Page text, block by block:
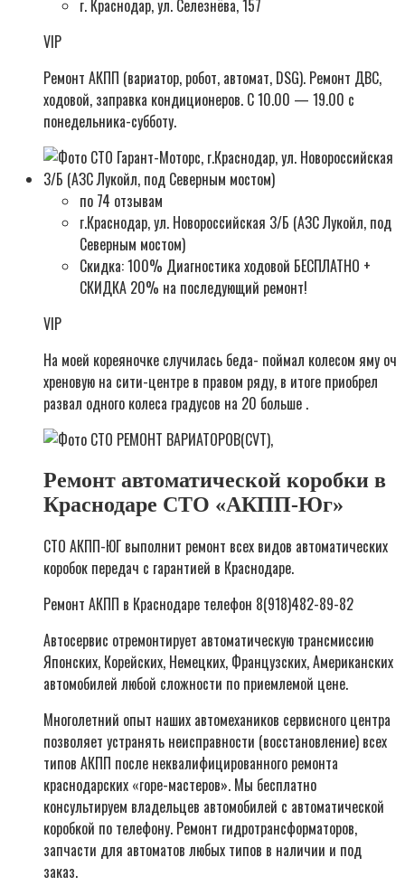
г. Краснодар, ул. Селезнёва, 157
VIP
Ремонт АКПП (вариатор, робот, автомат, DSG). Ремонт ДВС,
ходовой, заправка кондиционеров. С 10.00 — 19.00 с
понедельника-субботу.
по 74 отзывам
г.Краснодар, ул. Новороссийская 3/Б (АЗС Лукойл, под
Северным мостом)
Скидка: 100% Диагностика ходовой БЕСПЛАТНО +
СКИДКА 20% на последующий ремонт!
VIP
На моей кореяночке случилась беда- поймал колесом яму оч
хреновую на сити-центре в правом ряду, в итоге приобрел
развал одного колеса градусов на 20 больше .
Ремонт автоматической коробки в
Краснодаре СТО «АКПП-Юг»
СТО АКПП-ЮГ выполнит ремонт всех видов автоматических
коробок передач с гарантией в Краснодаре.
Ремонт АКПП в Краснодаре телефон 8(918)482-89-82
Автосервис отремонтирует автоматическую трансмиссию
Японских, Корейских, Немецких, Французских, Американских
автомобилей любой сложности по приемлемой цене.
Многолетний опыт наших автомехаников сервисного центра
позволяет устранять неисправности (восстановление) всех
типов АКПП после неквалифицированного ремонта
краснодарских «горе-мастеров». Мы бесплатно
консультируем владельцев автомобилей с автоматической
коробкой по телефону. Ремонт гидротрансформаторов,
запчасти для автоматов любых типов в наличии и под
заказ.